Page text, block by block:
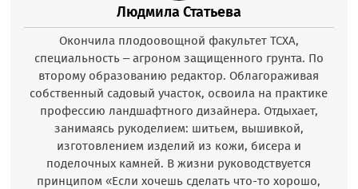
Людмила Статьева
Окончила плодоовощной факультет ТСХА,
специальность – агроном защищенного грунта. По
второму образованию редактор. Облагораживая
собственный садовый участок, освоила на практике
профессию ландшафтного дизайнера. Отдыхает,
занимаясь рукоделием: шитьем, вышивкой,
изготовлением изделий из кожи, бисера и
поделочных камней. В жизни руководствуется
принципом «Если хочешь сделать что-то хорошо,